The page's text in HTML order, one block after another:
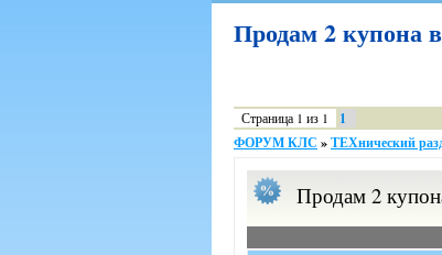
Продам 2
Страница 1 из 1
1
ФОРУМ КЛС »ТЕХнический
Продам 2